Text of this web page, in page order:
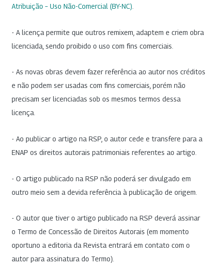
Atribuição – Uso Não-Comercial (BY-NC)
- A licença permite que outros remixem, adaptem e criem obra
licenciada, sendo proibido o uso com fins comerciais.
- As novas obras devem fazer referência ao autor nos créditos
e não podem ser usadas com fins comerciais, porém não
precisam ser licenciadas sob os mesmos termos dessa
licença.
- Ao publicar o artigo na RSP, o autor cede e transfere para a
ENAP os direitos autorais patrimoniais referentes ao artigo.
- O artigo publicado na RSP não poderá ser divulgado em
outro meio sem a devida referência à publicação de origem.
- O autor que tiver o artigo publicado na RSP deverá assinar
o Termo de Concessão de Direitos Autorais (em momento
oportuno a editoria da Revista entrará em contato com o
autor para assinatura do Termo).